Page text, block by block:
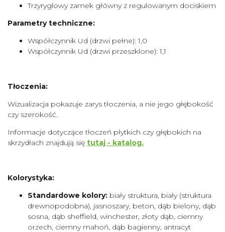
Trzyryglowy zamek główny z regulowanym dociskiem
Parametry techniczne:
Współczynnik Ud (drzwi pełne): 1,0
Współczynnik Ud (drzwi przeszklone): 1,1
Tłoczenia:
Wizualizacja pokazuje zarys tłoczenia, a nie jego głębokość
czy szerokość.
Informacje dotyczące tłoczeń płytkich czy głębokich na
skrzydłach znajdują się tutaj - katalog.
Kolorystyka:
Standardowe kolory: biały struktura, biały (struktura
drewnopodobna), jasnoszary, beton, dąb bielony, dąb
sosna, dąb sheffield, winchester, złoty dąb, ciemny
orzech, ciemny mahoń, dąb bagienny, antracyt